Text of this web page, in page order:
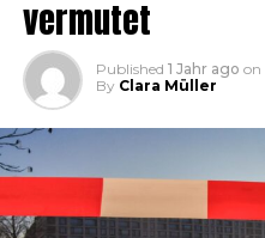
vermutet
Published 1 Jahr ago on
By Clara Müller